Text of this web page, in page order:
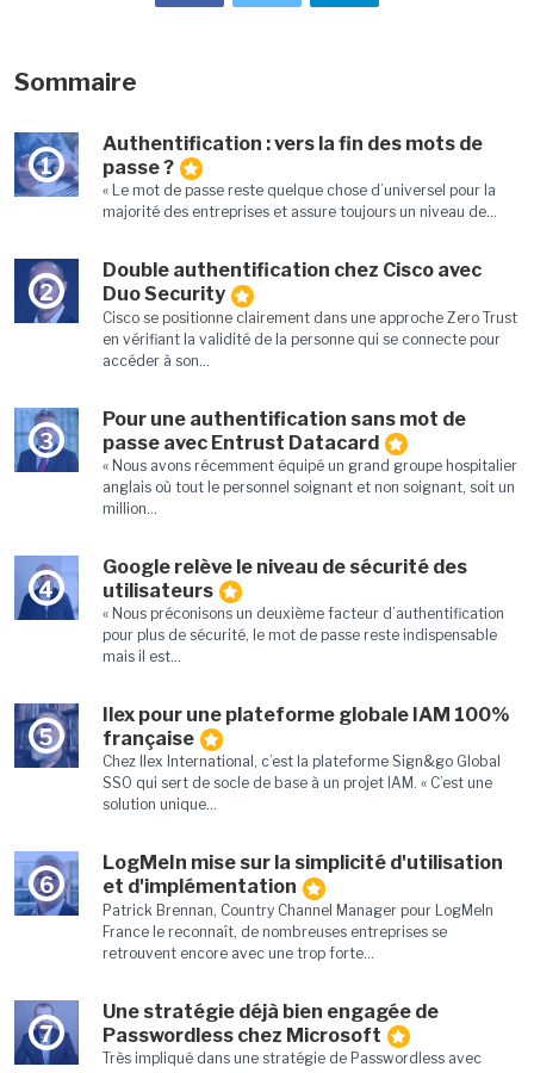
Sommaire
1
Authentification : vers la fin des mots de
passe ?
« Le mot de passe reste quelque chose d’universel pour la
majorité des entreprises et assure toujours un niveau de...
2
Double authentification chez Cisco avec
Duo Security
Cisco se positionne clairement dans une approche Zero Trust
en vérifiant la validité de la personne qui se connecte pour
accéder à son...
3
Pour une authentification sans mot de
passe avec Entrust Datacard
« Nous avons récemment équipé un grand groupe hospitalier
anglais où tout le personnel soignant et non soignant, soit un
million...
4
Google relève le niveau de sécurité des
utilisateurs
« Nous préconisons un deuxième facteur d’authentification
pour plus de sécurité, le mot de passe reste indispensable
mais il est...
5
Ilex pour une plateforme globale IAM 100%
française
Chez Ilex International, c’est la plateforme Sign&go Global
SSO qui sert de socle de base à un projet IAM. « C’est une
solution unique...
6
LogMeIn mise sur la simplicité d'utilisation
et d'implémentation
Patrick Brennan, Country Channel Manager pour LogMeIn
France le reconnaît, de nombreuses entreprises se
retrouvent encore avec une trop forte...
7
Une stratégie déjà bien engagée de
Passwordless chez Microsoft
Très impliqué dans une stratégie de Passwordless avec